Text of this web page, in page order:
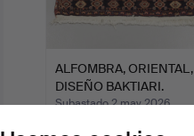
ALFOMBRA, ORIENTAL,
DISEÑO BAKTIARI.
Subastado 2 may 2026